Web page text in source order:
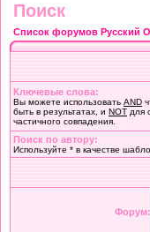
Поиск
Список форумов Русский
Ключевые слова:
Вы можете использовать AND
быть в результатах, и NOT для
частичного совпадения.
Поиск по автору:
Используйте * в качестве
Форум: